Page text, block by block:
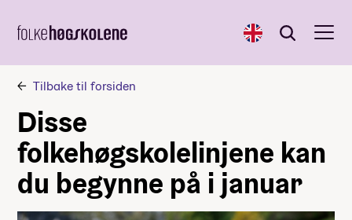
English Søk
Søk
Tilbake til forsiden
Disse
folkehøgskolelinjene kan
du begynne på i januar